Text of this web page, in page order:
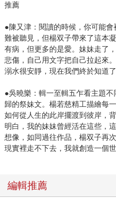
推薦
●陳又津：閱讀的時候，你可能
難被聽見，但楊双子帶來了這本
有病，但更多的是愛。妹妹走了
悲傷，自己用文字把自己拉起來。
溺水很安靜，現在我們終於知道了
●吳曉樂：輯一至輯五乍看主題
歸的祭妹文。楊若慈精工描繪每
如何從人生的此岸擺渡到彼岸，
明白，我的妹妹曾經活在這些，
想像，如同過往作品，楊双子再
現實裡走不下去，我就創造一個
編輯推薦